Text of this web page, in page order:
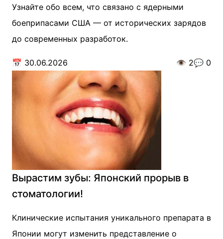
Узнайте обо всем, что связано с ядерными
боеприпасами США — от исторических зарядов
до современных разработок.
📅 30.06.2026 👁️ 2💬 0
Вырастим зубы: Японский прорыв в
стоматологии!
Клинические испытания уникального препарата в
Японии могут изменить представление о